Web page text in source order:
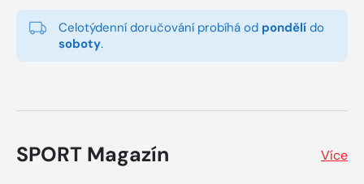
Celotýdenní doručování probíhá od pondělí do
soboty.
SPORT Magazín Více